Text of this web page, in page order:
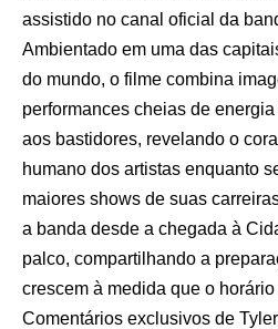
assistido no canal oficial da
Ambientado em uma das
do mundo, o filme combina
performances cheias de
aos bastidores, revelando o
humano dos artistas enquanto
maiores shows de suas
a banda desde a chegada à
palco, compartilhando a
crescem à medida que o
Comentários exclusivos de